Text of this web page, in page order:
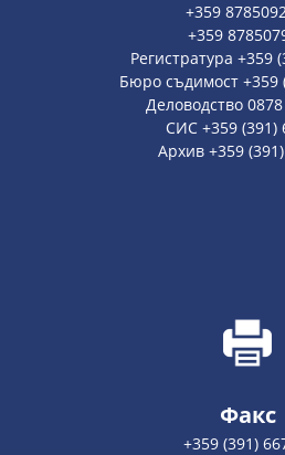
+359
+359
Регистратура +359
Бюро съдимост +359
Деловодство
СИС +359 (391)
Архив +359
Факс
+359 (391)